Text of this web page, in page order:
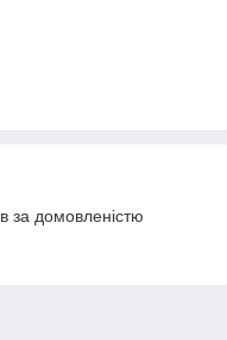
за домовленістю